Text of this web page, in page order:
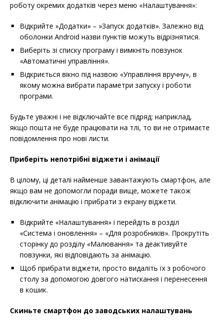
роботу окремих додатків через меню «Налаштування»:
Відкрийте »Додатки» – »Запуск додатків». Залежно від
оболонки Android назви пунктів можуть відрізнятися.
Виберіть зі списку програму і вимкніть повзунок
«Автоматичні управління».
Відкриється вікно під назвою «Управління вручну», в
якому можна вибрати параметри запуску і роботи
програми.
Будьте уважні і не відключайте все підряд: наприклад,
якщо пошта не буде працювати на тлі, то ви не отримаєте
повідомлення про нові листи.
Приберіть непотрібні віджети і анімації
В цілому, ці деталі найменше завантажують смартфон, але
якщо вам не допомогли поради вище, можете також
відключити анімацію і прибрати з екрану віджети.
Відкрийте «Налаштування» і перейдіть в розділ
«Система і оновлення» – «Для розробників». Прокрутіть
сторінку до розділу «Малювання» та деактивуйте
повзунки, які відповідають за анімацію.
Щоб прибрати віджети, просто видаліть їх з робочого
столу за допомогою довгого натискання і перенесення
в кошик.
Скиньте смартфон до заводських налаштувань